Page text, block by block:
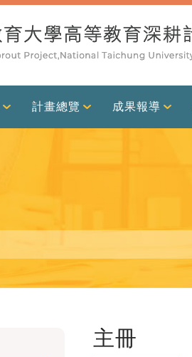
計畫總覽 成果報導
主冊